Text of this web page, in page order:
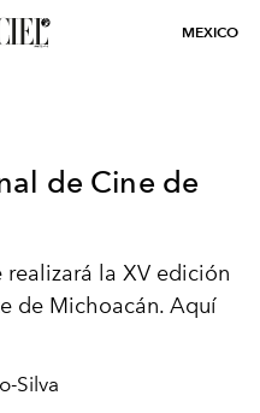
MEXICO
de Cine de
la XV edición
de Michoacán. Aquí
Silva